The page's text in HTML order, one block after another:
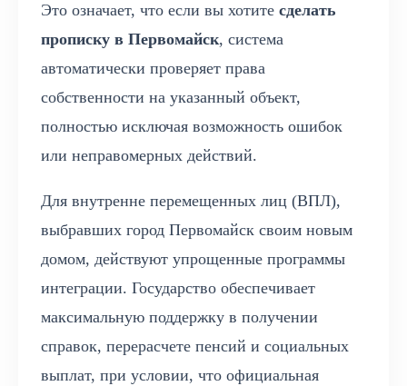
Это означает, что если вы хотите сделать
прописку в Первомайск, система
автоматически проверяет права
собственности на указанный объект,
полностью исключая возможность ошибок
или неправомерных действий.
Для внутренне перемещенных лиц (ВПЛ),
выбравших город Первомайск своим новым
домом, действуют упрощенные программы
интеграции. Государство обеспечивает
максимальную поддержку в получении
справок, перерасчете пенсий и социальных
выплат, при условии, что официальная